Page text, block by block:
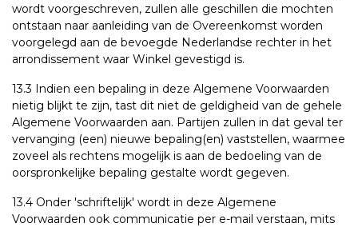
wordt voorgeschreven, zullen alle geschillen die mochten
ontstaan naar aanleiding van de Overeenkomst worden
voorgelegd aan de bevoegde Nederlandse rechter in het
arrondissement waar Winkel gevestigd is.
13.3 Indien een bepaling in deze Algemene Voorwaarden
nietig blijkt te zijn, tast dit niet de geldigheid van de gehele
Algemene Voorwaarden aan. Partijen zullen in dat geval ter
vervanging (een) nieuwe bepaling(en) vaststellen, waarmee
zoveel als rechtens mogelijk is aan de bedoeling van de
oorspronkelijke bepaling gestalte wordt gegeven.
13.4 Onder 'schriftelijk' wordt in deze Algemene
Voorwaarden ook communicatie per e-mail verstaan, mits